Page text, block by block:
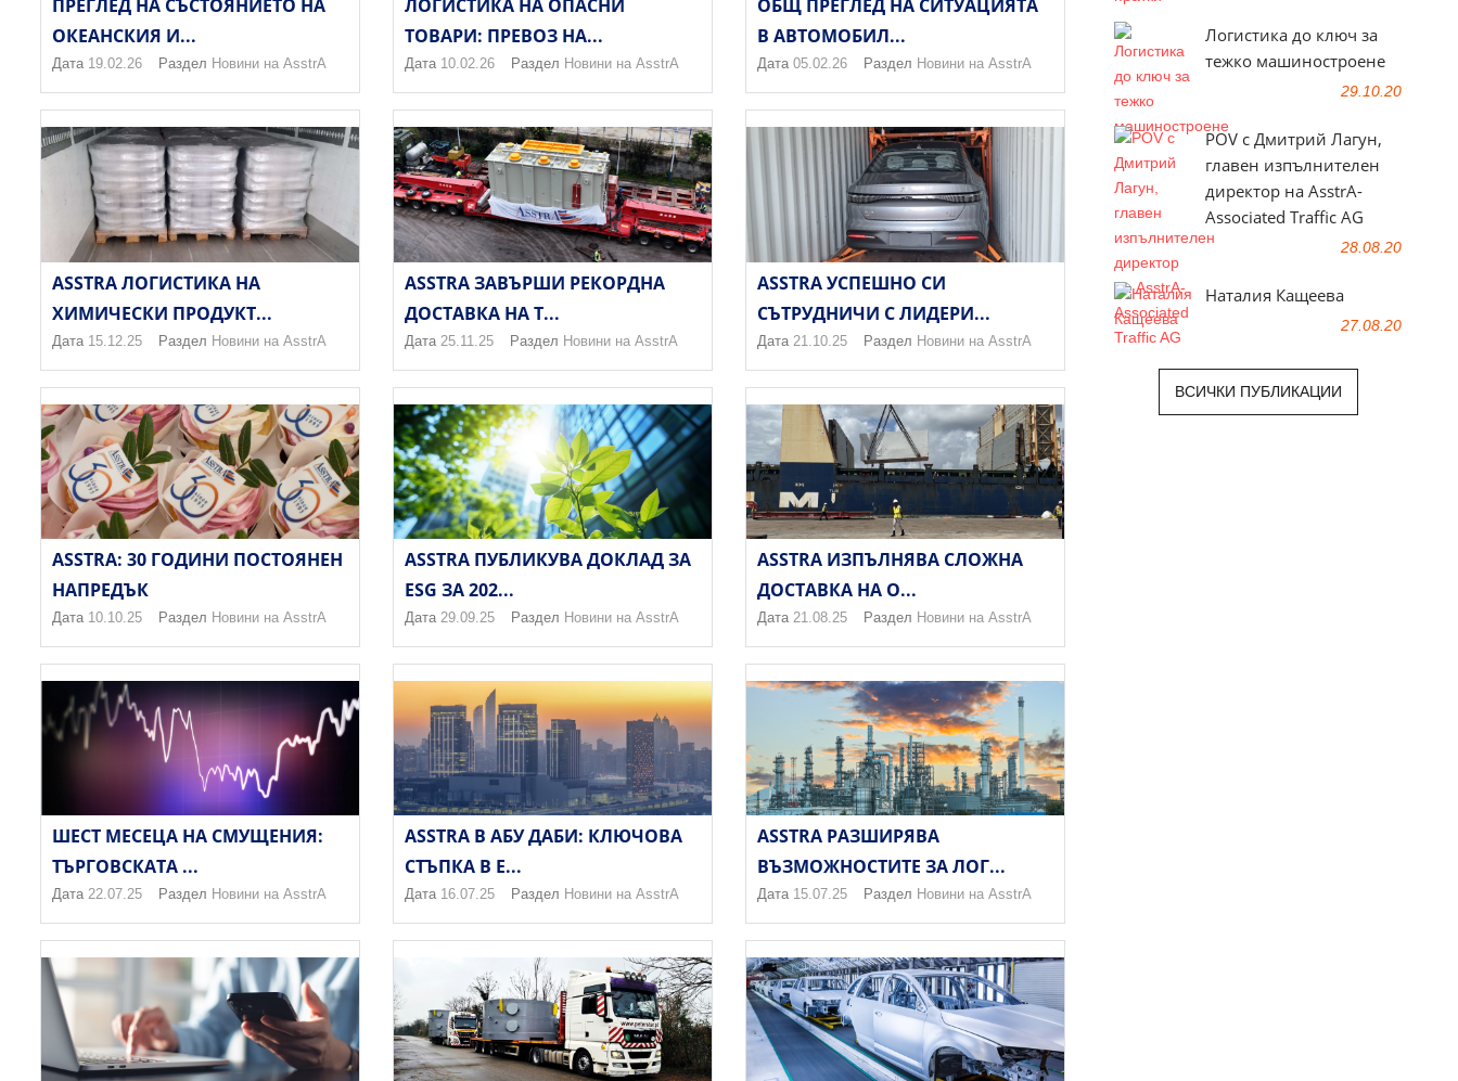
ПРЕГЛЕД НА СЪСТОЯНИЕТО НА
ОКЕАНСКИЯ И...
Дата 19.02.26 Раздел Новини на AsstrA
ЛОГИСТИКА НА ОПАСНИ
ТОВАРИ: ПРЕВОЗ НА...
Дата 10.02.26Раздел Новини на AsstrA
ОБЩ ПРЕГЛЕД НА СИТУАЦИЯТА
В АВТОМОБИЛ...
Дата 05.02.26Раздел Новини на AsstrA
ASSTRA ЛОГИСТИКА НА
ХИМИЧЕСКИ ПРОДУКТ...
Дата 15.12.25 Раздел Новини на AsstrA
ASSTRA ЗАВЪРШИ РЕКОРДНА
ДОСТАВКА НА Т...
Дата 25.11.25Раздел Новини на AsstrA
ASSTRA УСПЕШНО СИ
СЪТРУДНИЧИ С ЛИДЕРИ...
Дата 21.10.25Раздел Новини на AsstrA
ASSTRA: 30 ГОДИНИ ПОСТОЯНЕН
НАПРЕДЪК
Дата 10.10.25 Раздел Новини на AsstrA
ASSTRA ПУБЛИКУВА ДОКЛАД ЗА
ESG ЗА 202...
Дата 29.09.25Раздел Новини на AsstrA
ASSTRA ИЗПЪЛНЯВА СЛОЖНА
ДОСТАВКА НА О...
Дата 21.08.25Раздел Новини на AsstrA
ШЕСТ МЕСЕЦА НА СМУЩЕНИЯ:
ТЪРГОВСКАТА ...
Дата 22.07.25 Раздел Новини на AsstrA
ASSTRA В АБУ ДАБИ: КЛЮЧОВА
СТЪПКА В Е...
Дата 16.07.25Раздел Новини на AsstrA
ASSTRA РАЗШИРЯВА
ВЪЗМОЖНОСТИТЕ ЗА ЛОГ...
Дата 15.07.25Раздел Новини на AsstrA
Логистика до ключ за
тежко машиностроене
29.10.20
POV с Дмитрий Лагун,
главен изпълнителен
директор на AsstrA-
Associated Traffic AG
28.08.20
Наталия Кащеева
27.08.20
ВСИЧКИ ПУБЛИКАЦИИ